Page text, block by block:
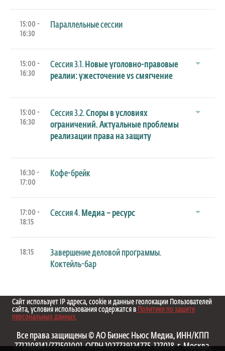
15:00 -
16:30
Параллельные сессии
15:00 -
16:30
Сессия 3.1. Новые уголовно-правовые
реалии: ужесточение vs смягчение
15:00 -
16:30
Сессия 3.2.Споры в условиях
ограничений. Актуальные проблемы
реализации права на защиту
16:30 -
17:00
Кофе-брейк
17:00 -
18:15
Сессия 4. Медиа – ресурс
18:15
Завершение деловой программы.
Коктейль-бар
Сайт использует IP адреса, cookie и данные геолокации Пользователей
сайта, условия использования содержатся в Политике по защите
персональных данных.
Все права защищены © АО Бизнес Ньюс Медиа, ИНН/КПП
7712108141/771501001, ОГРН 1027739124775, 127018, г. Москва,